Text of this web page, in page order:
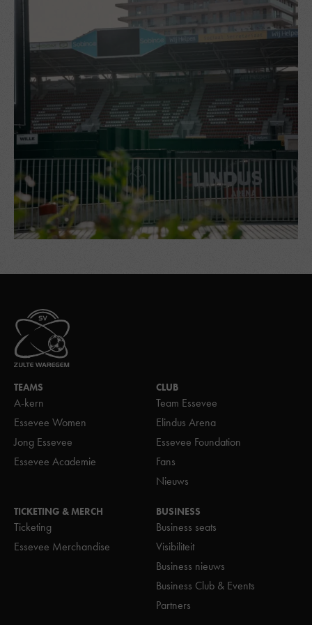
09.00 uur) en het eerste uur is gratis. Een beperkt aantal plaatsen
is gereserveerd voor businessklanten van Essevee.
Meer informatie over het parkeerbeleid in Waregem vind jehier
Personen met een handicap worden met een geldige
parkeerkaart toegelaten op de voorziene parkings op parking
Expo en parking Jeugdcentrum.
Komende van de E17
Volg de E17 tot aan afrit 5 (Waregem). Sla op het einde van de
afrit af richting Waregem en volg de weg tot aan het eerste grote
kruispunt (Del-Sport). Ga rechtdoor en sla rechtsaf aan de
tweede lichten. Volg de Henri Lebbestraat tot aan het kruispunt
met de Waregemse ring (R35) en sla daar rechtsaf.
Komende van de Gentseweg
Volg de Gentseweg tot aan het kruispunt met de Expressweg. Sla
af richting Waregem en volg de Expressweg tot aan de tweede
lichten ter hoogte van het kruispunt met de Henri Lebbestraat. Sla
linksaf en volg de weg tot aan het kruispunt met de Waregemse
ring (R35) en sla daar rechtsaf.
TEAMS
A-kern
Essevee Women
Jong Essevee
Essevee Academie
CLUB
Team Essevee
Elindus Arena
Essevee Foundation
Fans
Nieuws
TICKETING & MERCH
Ticketing
Essevee Merchandise
BUSINESS
Business seats
Visibiliteit
Business nieuws
Business Club & Events
Partners